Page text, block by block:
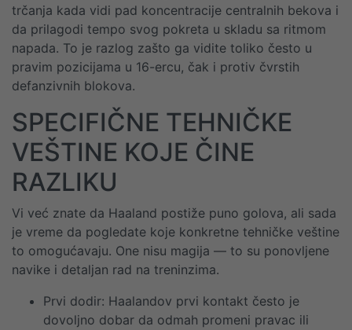
trčanja kada vidi pad koncentracije centralnih bekova i
da prilagodi tempo svog pokreta u skladu sa ritmom
napada. To je razlog zašto ga vidite toliko često u
pravim pozicijama u 16-ercu, čak i protiv čvrstih
defanzivnih blokova.
SPECIFIČNE TEHNIČKE
VEŠTINE KOJE ČINE
RAZLIKU
Vi već znate da Haaland postiže puno golova, ali sada
je vreme da pogledate koje konkretne tehničke veštine
to omogućavaju. One nisu magija — to su ponovljene
navike i detaljan rad na treninzima.
Prvi dodir: Haalandov prvi kontakt često je
dovoljno dobar da odmah promeni pravac ili